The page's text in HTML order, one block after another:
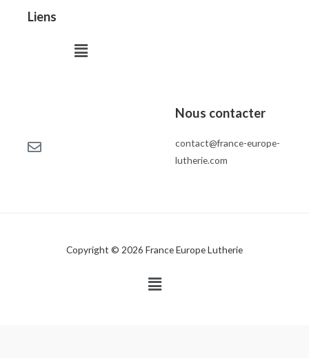
Liens
Menu
Nous contacter
contact@france-europe-
lutherie.com
Copyright © 2026 France Europe Lutherie
Menu